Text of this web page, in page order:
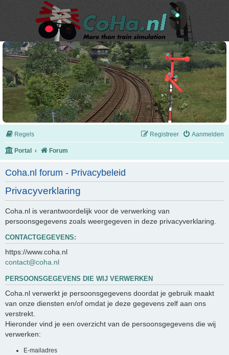
Regels Aanmelden
Registreer
Portal Forum
Coha.nl forum - Privacybeleid
Privacyverklaring
Coha.nl is verantwoordelijk voor de verwerking van
persoonsgegevens zoals weergegeven in deze privacyverklaring.
CONTACTGEGEVENS:
https://www.coha.nl
contact@coha.nl
PERSOONSGEGEVENS DIE WIJ VERWERKEN
Coha.nl verwerkt je persoonsgegevens doordat je gebruik maakt
van onze diensten en/of omdat je deze gegevens zelf aan ons
verstrekt.
Hieronder vind je een overzicht van de persoonsgegevens die wij
verwerken:
E-mailadres